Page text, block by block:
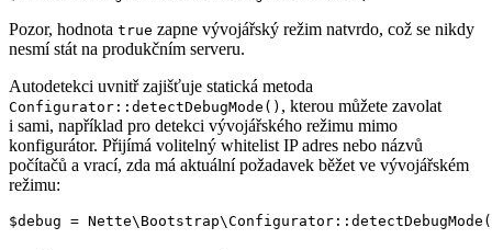
Pozor, hodnota true zapne vývojářský režim natvrdo, což se nikdy
nesmí stát na produkčním serveru.
Autodetekci uvnitř zajišťuje statická metoda
Configurator::detectDebugMode() , kterou můžete zavolat
i sami, například pro detekci vývojářského režimu mimo
konfigurátor. Přijímá volitelný whitelist IP adres nebo názvů
počítačů a vrací, zda má aktuální požadavek běžet ve vývojářském
režimu: